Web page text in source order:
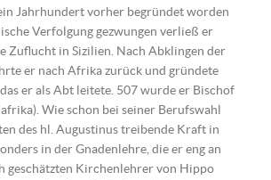
Jahrhundert vorher begründet worden
Verfolgung gezwungen verließ er
Zuflucht in Sizilien. Nach Abklingen der
er nach Afrika zurück und gründete
er als Abt leitete. 507 wurde er Bischof
Wie schon bei seiner Berufswahl
des hl. Augustinus treibende Kraft in
in der Gnadenlehre, die er eng an
geschätzten Kirchenlehrer von Hippo